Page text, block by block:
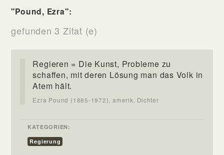
"Pound, Ezra":
gefunden 3 Zitat (e)
Regieren = Die Kunst, Probleme zu
schaffen, mit deren Lösung man das Volk in
Atem hält.
Ezra Pound (1885-1972), amerik. Dichter
KATEGORIEN:
Regierung